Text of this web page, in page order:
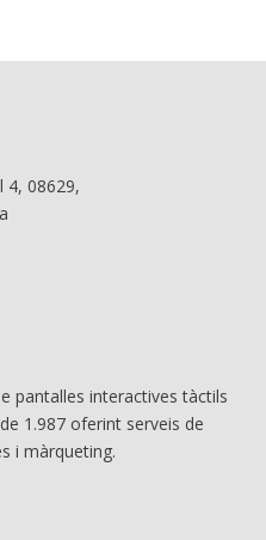
4, 08629,
pantalles interactives tàctils
1.987 oferint serveis de
i màrqueting.